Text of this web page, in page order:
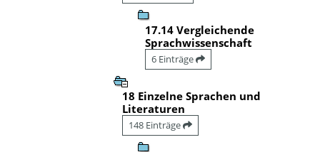
17.14 Vergleichende
Sprachwissenschaft
6 Einträge
18 Einzelne Sprachen und
Literaturen
148 Einträge